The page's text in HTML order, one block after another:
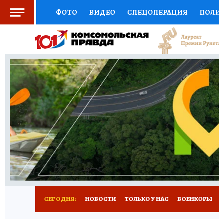
ФОТО ВИДЕО СПЕЦОПЕРАЦИЯ
СОЦПОДДЕРЖКА НАУКА СПОРТ
ВЫБОР ЭКСПЕРТОВ ДОКТОР
КНИЖНАЯ ПОЛКА ПРОГНОЗЫ НА СПОРТ
ПРЕСС-ЦЕНТР НЕДВИЖИМОСТЬ
РАДИО КП РЕКЛАМА ТЕСТЫ НОВОЕ
СЕГОДНЯ: НОВОСТИ ТОЛЬКО У НАС ВОЕНКОРЫ